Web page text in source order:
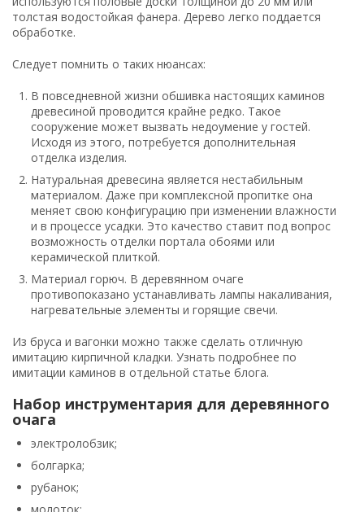
толстая водостойкая фанера. Дерево легко поддается
обработке.
Следует помнить о таких нюансах:
В повседневной жизни обшивка настоящих каминов
древесиной проводится крайне редко. Такое
сооружение может вызвать недоумение у гостей.
Исходя из этого, потребуется дополнительная
отделка изделия.
Натуральная древесина является нестабильным
материалом. Даже при комплексной пропитке она
меняет свою конфигурацию при изменении влажности
и в процессе усадки. Это качество ставит под вопрос
возможность отделки портала обоями или
керамической плиткой.
Материал горюч. В деревянном очаге
противопоказано устанавливать лампы накаливания,
нагревательные элементы и горящие свечи.
Из бруса и вагонки можно также сделать отличную
имитацию кирпичной кладки. Узнать подробнее по
имитации каминов в отдельной статье блога.
Набор инструментария для деревянного
очага
электролобзик;
болгарка;
рубанок;